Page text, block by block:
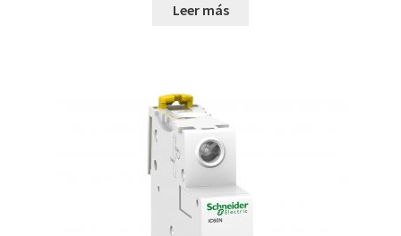
Leer más